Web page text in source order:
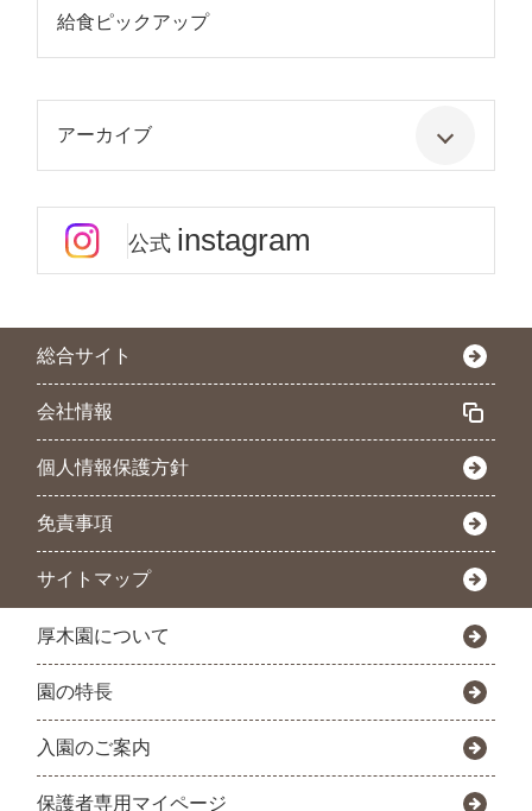
給食ピックアップ
アーカイブ
公式 instagram
総合サイト
会社情報
個人情報保護方針
免責事項
サイトマップ
厚木園について
園の特長
入園のご案内
保護者専用マイページ